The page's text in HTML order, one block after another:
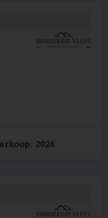
2026